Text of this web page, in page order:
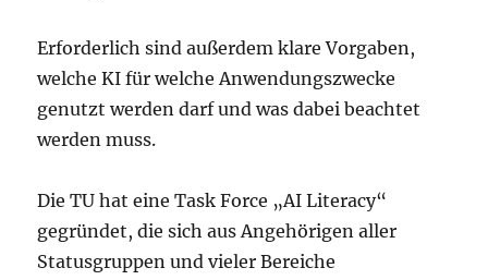
Erforderlich sind außerdem klare Vorgaben,
welche KI für welche Anwendungszwecke
genutzt werden darf und was dabei beachtet
werden muss.
Die TU hat eine Task Force „AI Literacy“
gegründet, die sich aus Angehörigen aller
Statusgruppen und vieler Bereiche